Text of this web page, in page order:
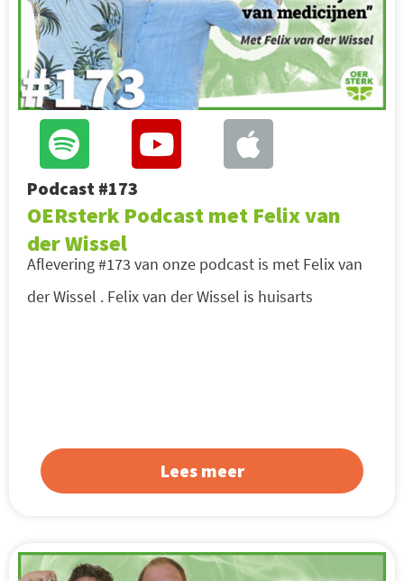
Podcast #173
OERsterk Podcast met Felix van
der Wissel
Aflevering #173 van onze podcast is met Felix van
der Wissel . Felix van der Wissel is huisarts
Lees meer